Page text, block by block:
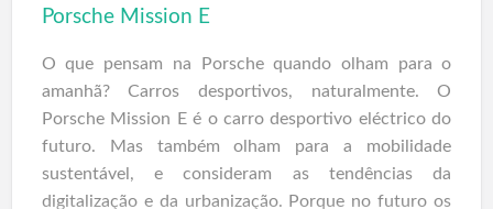
um tablier com funções multimídia e GPS. O preço
anunciados com as primeiras entreg…
Porsche Mission E
O que pensam na Porsche quando olham para o
amanhã? Carros desportivos, naturalmente. O
Porsche Mission E é o carro desportivo eléctrico do
futuro. Mas também olham para a mobilidade
sustentável, e consideram as tendências da
digitalização e da urbanização. Porque no futuro os